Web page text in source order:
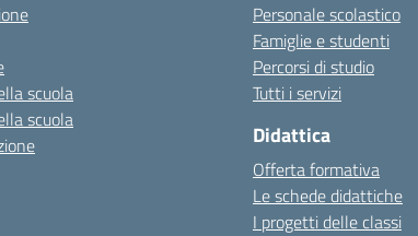
scuola
scuola
Personale scolastico
Famiglie e studenti
Percorsi di studio
Tutti i servizi
Didattica
Offerta formativa
Le schede didattiche
I progetti delle classi